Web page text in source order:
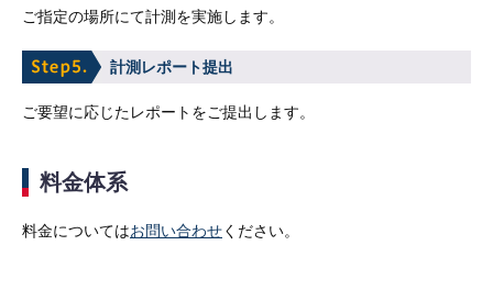
ご指定の場所にて計測を実施します。
計測レポート提出
ご要望に応じたレポートをご提出します。
料金体系
料金についてはお問い合わせください。